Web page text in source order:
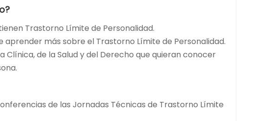
Trastorno Límite de Personalidad.
aprender más sobre el Trastorno Límite de Personalidad.
Clínica, de la Salud y del Derecho que quieran conocer
de las Jornadas Técnicas de Trastorno Límite